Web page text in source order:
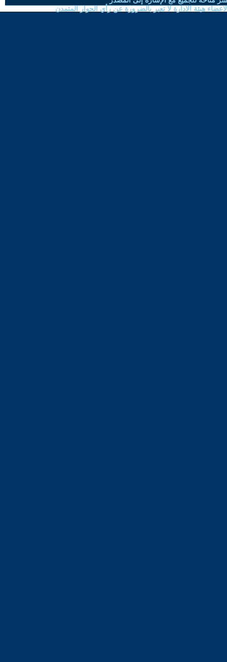
هيئة الادارة لا تعبر بالضرورة عن رأي الحوار المتمدن